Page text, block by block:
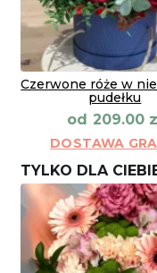
Czerwone róże w
pudełku
od 209.00
DOSTAWA
TYLKO DLA